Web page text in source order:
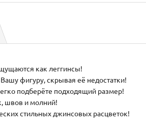
как леггинсы!
фигуру, скрывая её недостатки!
подберёте подходящий размер!
швов и молний!
стильных джинсовых расцветок!